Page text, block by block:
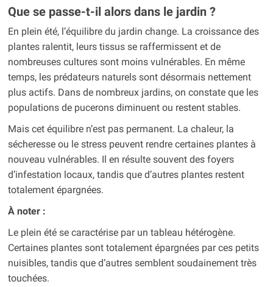
Que se passe-t-il alors dans le jardin ?
En plein été, l’équilibre du jardin change. La croissance des
plantes ralentit, leurs tissus se raffermissent et de
nombreuses cultures sont moins vulnérables. En même
temps, les prédateurs naturels sont désormais nettement
plus actifs. Dans de nombreux jardins, on constate que les
populations de pucerons diminuent ou restent stables.
Mais cet équilibre n’est pas permanent. La chaleur, la
sécheresse ou le stress peuvent rendre certaines plantes à
nouveau vulnérables. Il en résulte souvent des foyers
d’infestation locaux, tandis que d’autres plantes restent
totalement épargnées.
À noter :
Le plein été se caractérise par un tableau hétérogène.
Certaines plantes sont totalement épargnées par ces petits
nuisibles, tandis que d’autres semblent soudainement très
touchées.